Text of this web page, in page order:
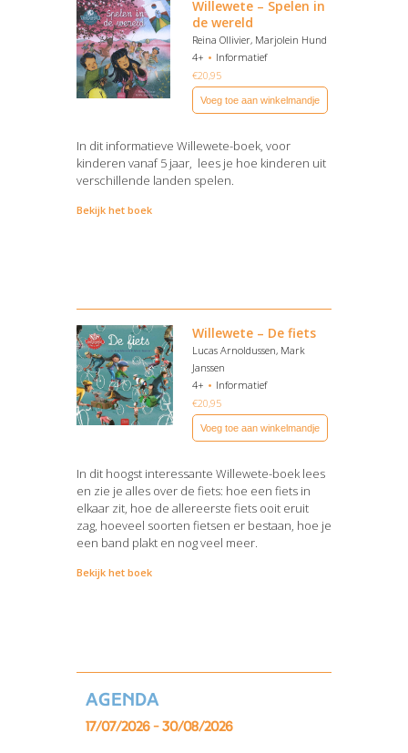
Willewete – Spelen in
de wereld
Reina Ollivier, Marjolein Hund
4+
Informatief
€20,95
Voeg toe aan winkelmandje
In dit informatieve Willewete-boek, voor
kinderen vanaf 5 jaar, lees je hoe kinderen uit
verschillende landen spelen.
Bekijk het boek
Willewete – De fiets
Lucas Arnoldussen, Mark
Janssen
4+
Informatief
€20,95
Voeg toe aan winkelmandje
In dit hoogst interessante Willewete-boek lees
en zie je alles over de fiets: hoe een fiets in
elkaar zit, hoe de allereerste fiets ooit eruit
zag, hoeveel soorten fietsen er bestaan, hoe je
een band plakt en nog veel meer.
Bekijk het boek
Agenda
17/07/2026 - 30/08/2026